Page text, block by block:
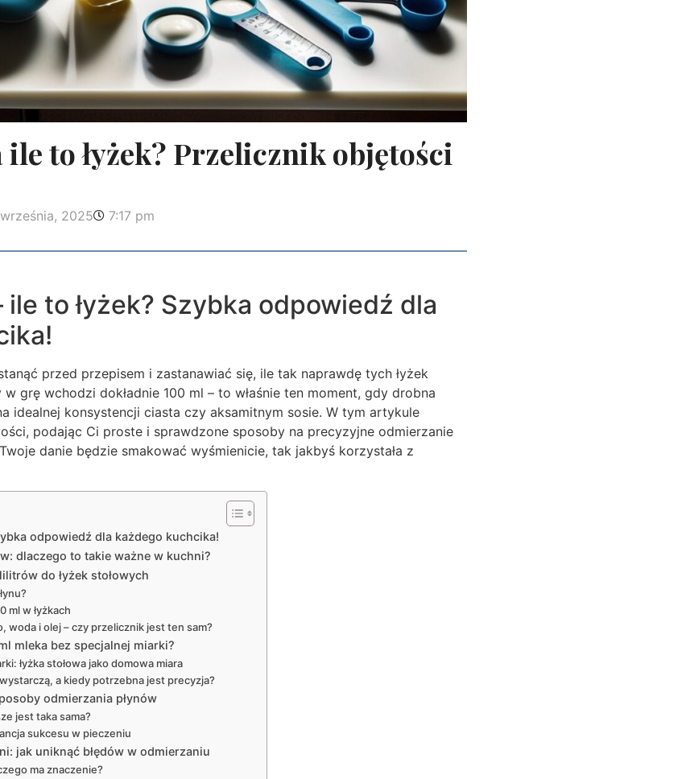
to łyżek? Przelicznik objętości
2025 7:17 pm
ile to łyżek? Szybka odpowiedź dla
przed przepisem i zastanawiać się, ile tak naprawdę tych łyżek
grę wchodzi dokładnie 100 ml – to właśnie ten moment, gdy drobna
idealnej konsystencji ciasta czy aksamitnym sosie. W tym artykule
podając Ci proste i sprawdzone sposoby na precyzyjne odmierzanie
danie będzie smakować wyśmienicie, tak jakbyś korzystała z
odpowiedź dla każdego kuchcika!
dlaczego to takie ważne w kuchni?
do łyżek stołowych
ml w łyżkach
woda i olej – czy przelicznik jest ten sam?
mleka bez specjalnej miarki?
łyżka stołowa jako domowa miara
a kiedy potrzebna jest precyzja?
odmierzania płynów
jest taka sama?
sukcesu w pieczeniu
jak uniknąć błędów w odmierzaniu
ma znaczenie?